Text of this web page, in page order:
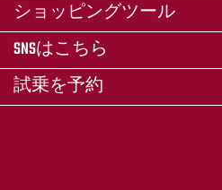
ショッピングツール
SNSはこちら
試乗を予約